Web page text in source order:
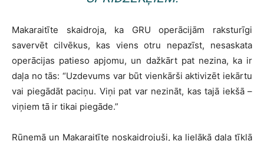
Makaraitīte skaidroja, ka GRU operācijām raksturīgi
savervēt cilvēkus, kas viens otru nepazīst, nesaskata
operācijas patieso apjomu, un dažkārt pat nezina, ka ir
daļa no tās: “Uzdevums var būt vienkārši aktivizēt iekārtu
vai piegādāt paciņu. Viņi pat var nezināt, kas tajā iekšā –
viņiem tā ir tikai piegāde.”
Rūnemā un Makaraitīte noskaidrojuši, ka lielākā daļa tīklā